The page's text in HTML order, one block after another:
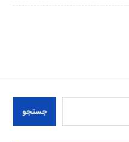
جستجو